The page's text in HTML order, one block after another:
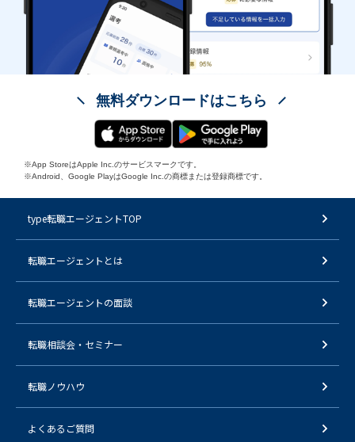
無料ダウンロードはこちら
※App StoreはApple Inc.のサービスマークです。
※Android、Google PlayはGoogle Inc.の商標または登録商標です。
type転職エージェントTOP
転職エージェントとは
転職エージェントの面談
転職相談会・セミナー
転職ノウハウ
よくあるご質問